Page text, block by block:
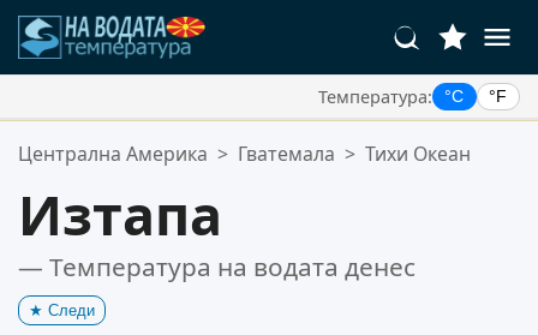
Температура: °C °F
Вашите Омилени Локации:
Централна Америка > Гватемала > Тихи Океан
Изтапа
— Температура на водата денес
★ Следи